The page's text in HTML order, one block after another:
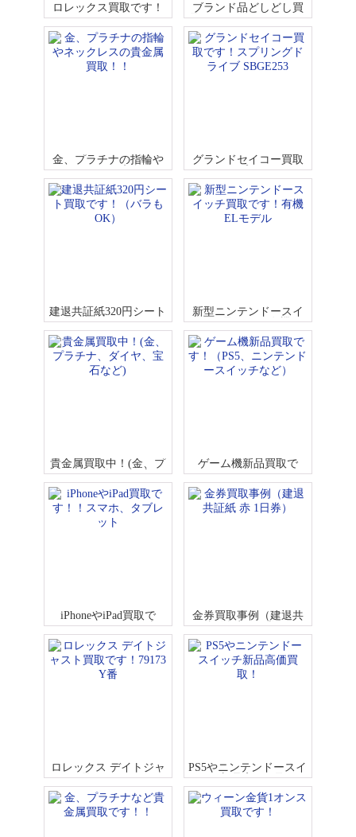
ロレックス買取です！
デイトジャスト 68274
ブランド品どしどし買
取です！ヴィトン パレ
ルモGM
金、プラチナの指輪や
ネックレスの貴金属買
取！！
グランドセイコー買取
です！スプリングドラ
イブ SBGE253
建退共証紙320円シート
買取です！（バラもO
K）
新型ニンテンドースイ
ッチ買取です！有機EL
モデル
貴金属買取中！(金、プ
ラチナ、ダイヤ、宝石
など)
ゲーム機新品買取で
す！（PS5、ニンテンド
ースイッチなど）
iPhoneやiPad買取で
す！！スマホ、タブレ
ット
金券買取事例（建退共
証紙 赤 1日券）
ロレックス デイトジャ
スト買取です！79173 Y
番
PS5やニンテンドースイ
ッチ新品高価買取！